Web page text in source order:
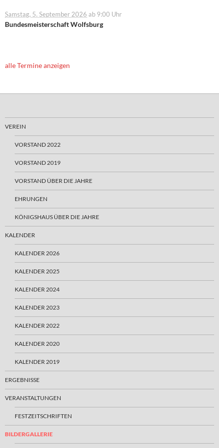
Samstag, 5. September 2026 ab 9:00 Uhr
Bundesmeisterschaft Wolfsburg
alle Termine anzeigen
VEREIN
VORSTAND 2022
VORSTAND 2019
VORSTAND ÜBER DIE JAHRE
EHRUNGEN
KÖNIGSHAUS ÜBER DIE JAHRE
KALENDER
KALENDER 2026
KALENDER 2025
KALENDER 2024
KALENDER 2023
KALENDER 2022
KALENDER 2020
KALENDER 2019
ERGEBNISSE
VERANSTALTUNGEN
FESTZEITSCHRIFTEN
BILDERGALLERIE